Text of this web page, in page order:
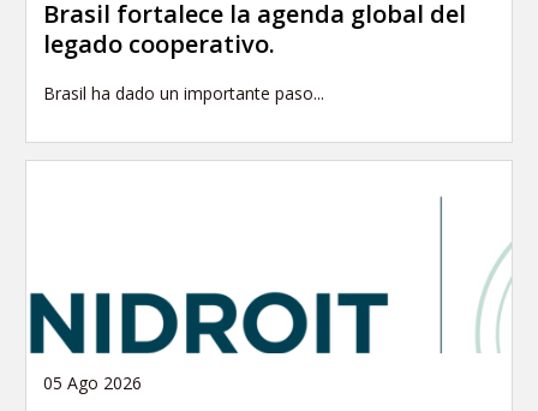
Brasil fortalece la agenda global del
legado cooperativo.
Brasil ha dado un importante paso...
05 Ago 2026